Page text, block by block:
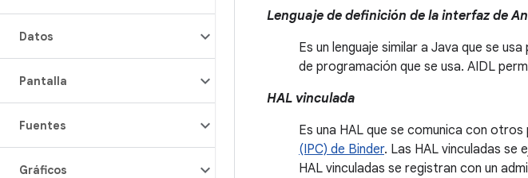
Datos
Pantalla
Fuentes
Gráficos
Lenguaje de definición de la interfaz de
Es un lenguaje similar a Java que se
de programación que se usa. AIDL
HAL vinculada
Es una HAL que se comunica con
(IPC) de Binder. Las HAL vinculadas se
HAL vinculadas se registran con un